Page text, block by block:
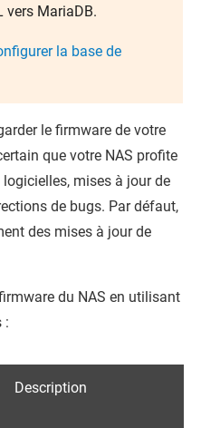
vers MariaDB.
la base de
le firmware de votre
que votre NAS profite
mises à jour de
de bugs. Par défaut,
des mises à jour de
du NAS en utilisant
:
Description